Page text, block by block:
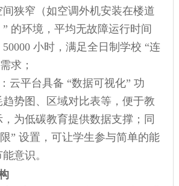
狭窄（如空调外机安装在楼道
的环境，平均无故障运行时间
50000 小时，满足全日制学校 “连
求；
云平台具备 “数据可视化” 功
势图、区域对比表等，便于教
为低碳教育提供数据支撑；同
” 设置，可让学生参与简单的能
意识。